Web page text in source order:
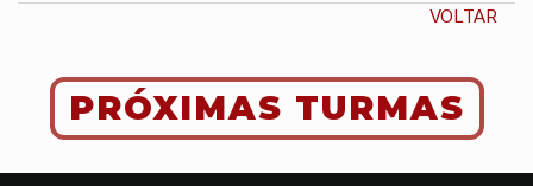
VOLTAR
PRÓXIMAS TURMAS